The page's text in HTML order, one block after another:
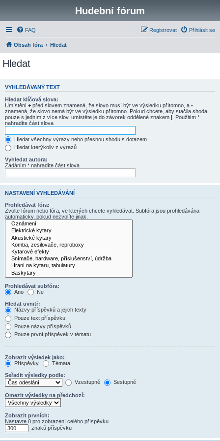
Hudební fórum
FAQ Přihlásit se
Registrovat
Obsah fóra Hledat
Hledat
VYHLEDÁVANÝ TEXT
Hledat klíčová slova:
Umístění + před slovem znamená, že slovo musí být ve výsledku přítomno, a -
znamená, že slovo nemá být ve výsledku přítomno. Pokud chcete, aby stačila shoda
pouze s jedním z více slov, umístěte je do závorek oddělené znakem | . Použitím *
nahradíte část slova
Hledat všechny výrazy nebo přesnou shodu s dotazem
Hledat kterýkoliv z výrazů
Vyhledat autora:
Zadáním * nahradíte část slova
NASTAVENÍ VYHLEDÁVÁNÍ
Prohledávat fóra:
Zvolte fórum nebo fóra, ve kterých chcete vyhledávat. Subfóra jsou prohledávána
automaticky, pokud nezvolíte jinak.
Prohledávat subfóra:
Ano
Ne
Hledat uvnitř:
Názvy příspěvků a jejich texty
Pouze text příspěvku
Pouze názvy příspěvků
Pouze první příspěvek v tématu
Zobrazit výsledek jako:
Příspěvky
Témata
Seřadit výsledky podle:
Vzestupně
Sestupně
Omezit výsledky na předchozí:
Zobrazit prvních:
Nastavte 0 pro zobrazení celého příspěvku.
znaků příspěvku